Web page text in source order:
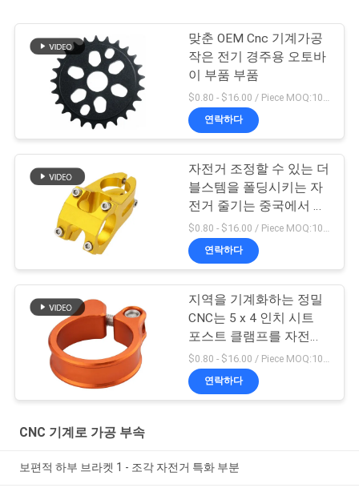
맞춘 OEM Cnc 기계가공
작은 전기 경주용 오토바
이 부품 부품
$0.80 - $16.00 / Piece MOQ:10개 부분
연락하다
자전거 조정할 수 있는 더
블스템을 폴딩시키는 자
전거 줄기는 중국에서 했
습니다
연락하다
지역을 기계화하는 정밀
CNC는 5 x 4 인치 시트
포스트 클램프를 자전거
로 갑니다
연락하다
CNC 기계로 가공 부속
보편적 하부 브라켓 1 - 조각 자전거 특화 부분